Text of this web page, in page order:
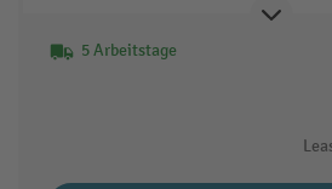
5 Arbeitstage